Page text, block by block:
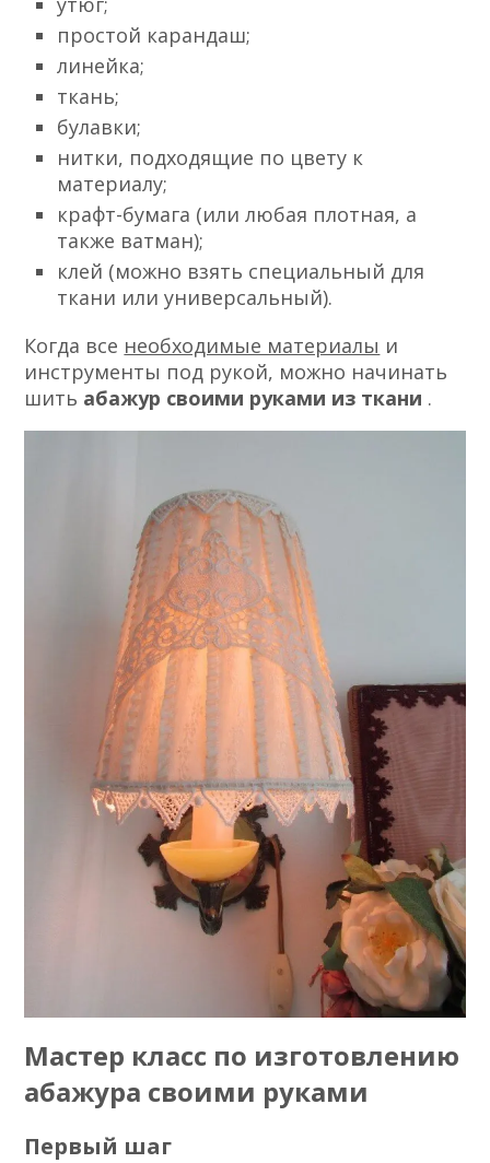
простой карандаш;
линейка;
ткань;
булавки;
нитки, подходящие по цвету к
материалу;
крафт-бумага (или любая плотная, а
также ватман);
клей (можно взять специальный для
ткани или универсальный).
Когда все необходимые материалы и
инструменты под рукой, можно начинать
шить абажур своими руками из ткани .
Мастер класс по изготовлению
абажура своими руками
Первый шаг